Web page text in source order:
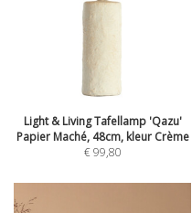
Light & Living Tafellamp 'Qazu'
Papier Maché, 48cm, kleur Crème
€99,80